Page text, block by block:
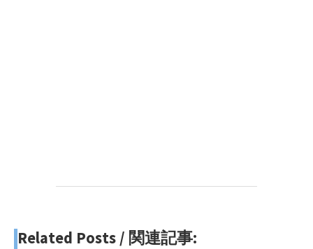
Related Posts / 関連記事: